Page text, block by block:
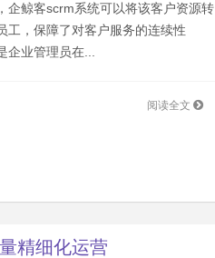
企鲸客scrm系统可以将该客户资源转
工，保障了对客户服务的连续性
企业管理员在...
阅读全文
精细化运营